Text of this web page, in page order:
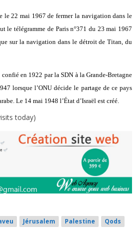
le 22 mai 1967 de fermer la navigation dans le
le télégramme de Paris n°371 du 23 mai 1967
sur la navigation dans le détroit de Titan, du
en 1922 par la SDN à la Grande-Bretagne
lorsque l’ONU décide le partage de ce pays
Le 14 mai 1948 l’État d’Israël est créé.
today)
Jérusalem Palestine
Qods